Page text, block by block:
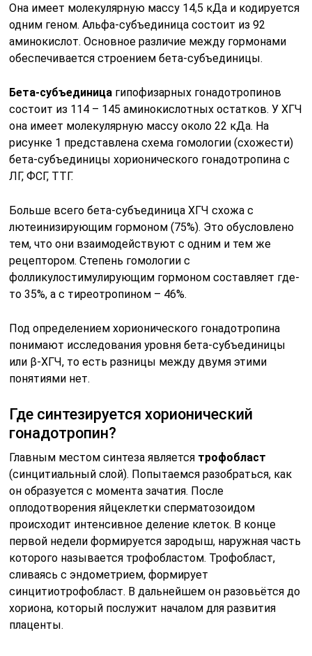
Она имеет молекулярную массу 14,5 кДа и кодируется
одним геном. Альфа-субъединица состоит из 92
аминокислот. Основное различие между гормонами
обеспечивается строением бета-субъединицы.
Бета-субъединица гипофизарных гонадотропинов
состоит из 114 – 145 аминокислотных остатков. У ХГЧ
она имеет молекулярную массу около 22 кДа. На
рисунке 1 представлена схема гомологии (схожести)
бета-субъединицы хорионического гонадотропина с
ЛГ, ФСГ, ТТГ.
Больше всего бета-субъединица ХГЧ схожа с
лютеинизирующим гормоном (75%). Это обусловлено
тем, что они взаимодействуют с одним и тем же
рецептором. Степень гомологии с
фолликулостимулирующим гормоном составляет где-
то 35%, а с тиреотропином – 46%.
Под определением хорионического гонадотропина
понимают исследования уровня бета-субъединицы
или β-ХГЧ, то есть разницы между двумя этими
понятиями нет.
Где синтезируется хорионический
гонадотропин?
Главным местом синтеза является трофобласт
(синцитиальный слой). Попытаемся разобраться, как
он образуется с момента зачатия. После
оплодотворения яйцеклетки сперматозоидом
происходит интенсивное деление клеток. В конце
первой недели формируется зародыш, наружная часть
которого называется трофобластом. Трофобласт,
сливаясь с эндометрием, формирует
синцитиотрофобласт. В дальнейшем он разовьётся до
хориона, который послужит началом для развития
плаценты.